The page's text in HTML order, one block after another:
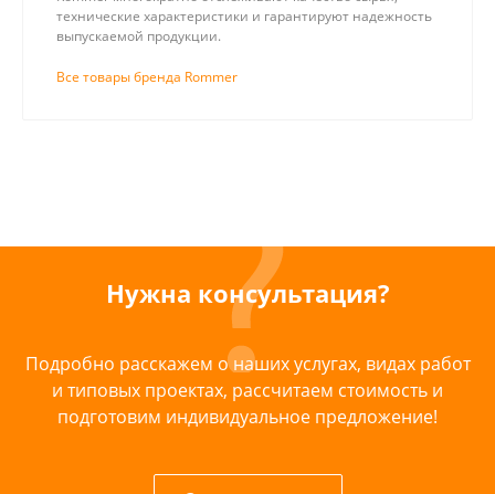
технические характеристики и гарантируют надежность
выпускаемой продукции.
Все товары бренда Rommer
Нужна консультация?
Подробно расскажем о наших услугах, видах работ
и типовых проектах, рассчитаем стоимость и
подготовим индивидуальное предложение!